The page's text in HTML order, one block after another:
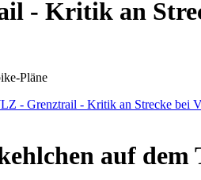
- Kritik an
Pläne
- Grenztrail - Kritik an Strecke bei
auf dem